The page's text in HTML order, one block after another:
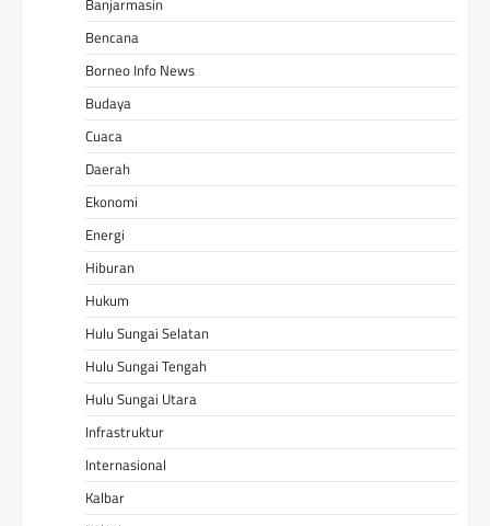
Banjarmasin
Bencana
Borneo Info News
Budaya
Cuaca
Daerah
Ekonomi
Energi
Hiburan
Hukum
Hulu Sungai Selatan
Hulu Sungai Tengah
Hulu Sungai Utara
Infrastruktur
Internasional
Kalbar